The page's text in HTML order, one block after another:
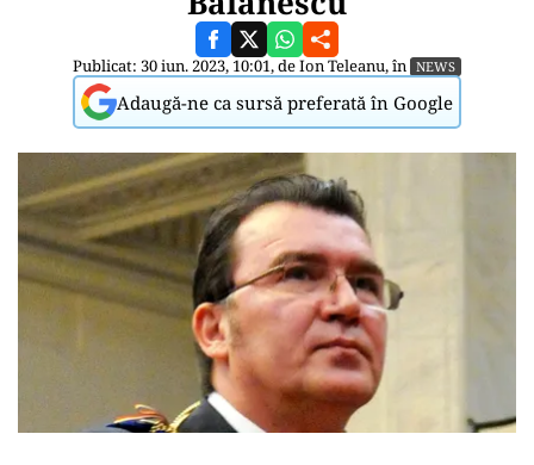
Publicat: 30 iun. 2023, 10:01, deIon Teleanu, în NEWS
Adaugă-ne ca sursă preferată în Google